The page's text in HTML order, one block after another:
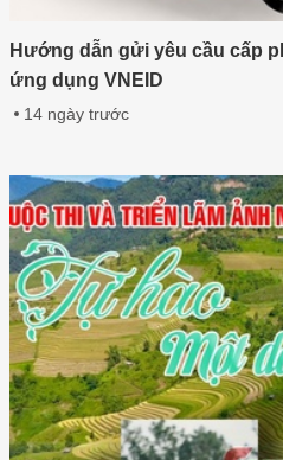
Hướng dẫn gửi yêu cầu cấp
ứng dụng VNEID
14 ngày trước